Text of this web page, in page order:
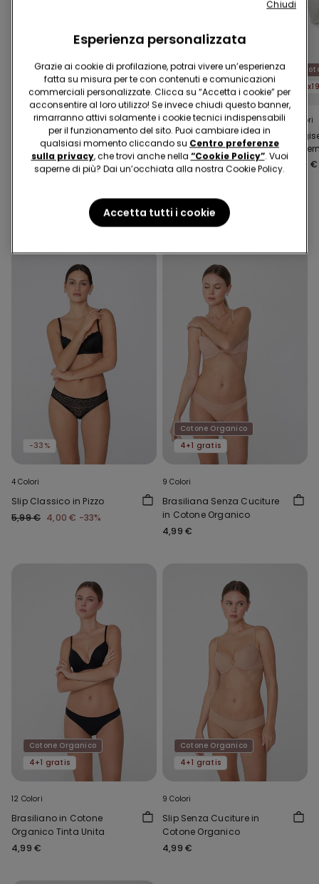
Cotone Organico
5 Colori
Reggiseno Balconcino
in Cotone Organico
Paris
12,99 €
Cotone Organico
2x19,99€
5 Colori
Reggiseno Cotone
Organico Push-up
Athens
12,99 €
5 Colori
14,99 €
Potrebbe piacerti anche
-33%
4 Colori
Slip Classico in Pizzo
5,99 € 4,00 € -33%
Cotone Organico
4+1 gratis
9 Colori
Brasiliana Senza Cuciture
in Cotone Organico
4,99 €
Cotone Organico
4+1 gratis
12 Colori
Brasiliano in Cotone
Organico Tinta Unita
4,99 €
Cotone Organico
4+1 gratis
9 Colori
Slip Senza Cuciture in
Cotone Organico
4,99 €
Esperienza personalizzata
Grazie ai cookie di profilazione, potrai vivere un’esperienza
fatta su misura per te con contenuti e comunicazioni
commerciali personalizzate. Clicca su “Accetta i cookie” per
acconsentire al loro utilizzo! Se invece chiudi questo banner,
rimarranno attivi solamente i cookie tecnici indispensabili
per il funzionamento del sito. Puoi cambiare idea in
qualsiasi momento cliccando su Centro preferenze
sulla privacy, che trovi anche nella “Cookie Policy”. Vuoi
saperne di più? Dai un’occhiata alla nostra Cookie Policy.
Accetta tutti i cookie
Chiudi